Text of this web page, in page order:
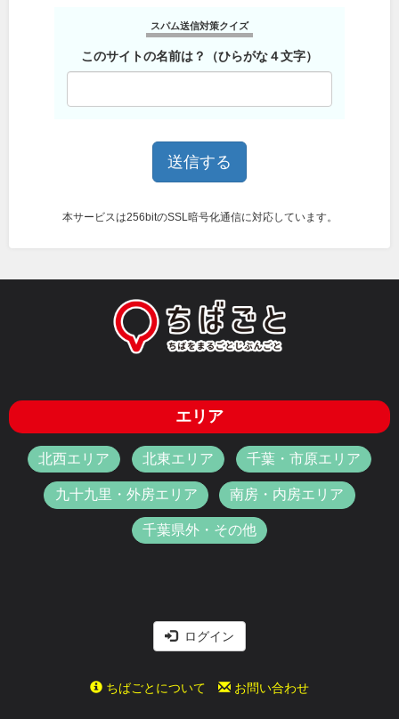
スパム送信対策クイズ
このサイトの名前は？（ひらがな４文字）
本サービスは256bitのSSL暗号化通信に対応しています。
エリア
北西エリア 北東エリア 千葉・市原エリア
九十九里・外房エリア 南房・内房エリア
千葉県外・その他
ログイン
ちばごとについて お問い合わせ